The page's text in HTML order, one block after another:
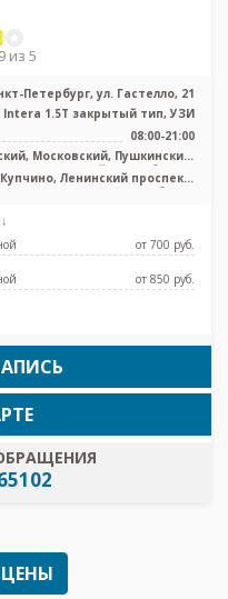
из 5
Петербург, ул. Гастелло, 21
Intera 1.5T закрытый тип, УЗИ
08:00-21:00
Московский, Пушкинский,
Фрунзенский, Лен. область
Ленинский проспект,
Московская, Парк Победы,
от 700 pуб.
от 850 pуб.